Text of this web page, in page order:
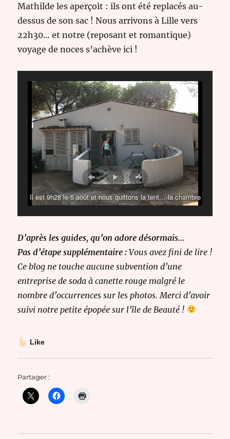
Mathilde les aperçoit : ils ont été replacés au-
dessus de son sac ! Nous arrivons à Lille vers
22h30… et notre (reposant et romantique)
voyage de noces s’achève ici !
Il est 9h28 le 5 août et nous quittons la tent… la chambre
D’après les guides, qu’on adore désormais…
Pas d’étape supplémentaire :Vous avez fini de lire !
Ce blog ne touche aucune subvention d’une
entreprise de soda à canette rouge malgré le
nombre d’occurrences sur les photos. Merci d’avoir
suivi notre petite épopée sur l’île de Beauté !
Like
Partager :